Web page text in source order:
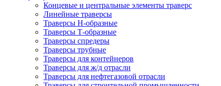
Концевые и центральные элементы траверс
Линейные траверсы
Траверсы Н-образные
Траверсы Т-образные
Траверсы спредеры
Траверсы трубные
Траверсы для контейнеров
Траверсы для ж/д отрасли
Траверсы для нефтегазовой отрасли